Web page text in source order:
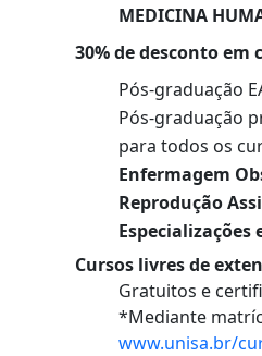
MEDICINA
30% de desconto em
Pós-graduação
Pós-graduação
para todos os
Enfermagem
Reprodução
Cursos livres de
Gratuitos e
*Mediante
www.unisa.br/